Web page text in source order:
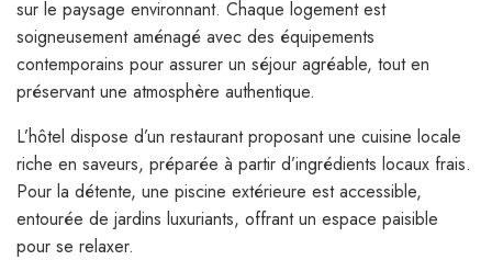
sur le paysage environnant. Chaque logement est
soigneusement aménagé avec des équipements
contemporains pour assurer un séjour agréable, tout en
préservant une atmosphère authentique.
L’hôtel dispose d’un restaurant proposant une cuisine locale
riche en saveurs, préparée à partir d’ingrédients locaux frais.
Pour la détente, une piscine extérieure est accessible,
entourée de jardins luxuriants, offrant un espace paisible
pour se relaxer.